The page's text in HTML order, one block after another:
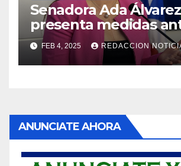
Senadora Ada Álvarez
presenta medidas
violencia en el
FEB 4, 2025 REDACCION
ANUNCIATE AHORA